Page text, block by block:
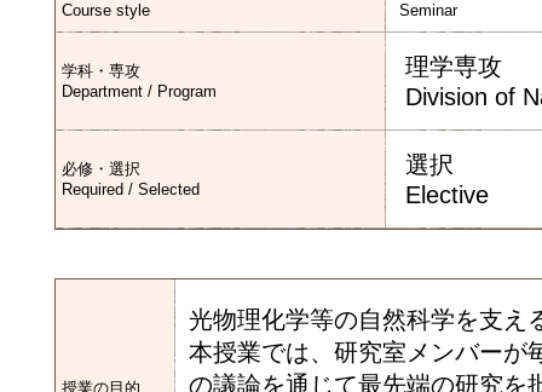
Course style
Seminar
学科・専攻
Department / Program
理学専攻
Division of
必修・選択
Required / Selected
選択
Elective
授業の目的
光物理化学等の自然科学を支え
本授業では、研究室メンバーが
の議論を通じて最先端の研究を